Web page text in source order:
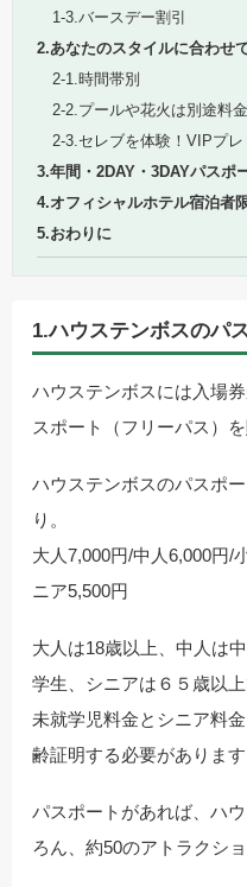
1-3.バースデー割引
2.あなたのスタイルに合わせ
2-1.時間帯別
2-2.プールや花火は別途料
2-3.セレブを体験！VIPプレ
3.年間・2DAY・3DAYパスポ
4.オフィシャルホテル宿泊者
5.おわりに
1.ハウステンボスのパ
ハウステンボスには入場
スポート（フリーパス）
ハウステンボスのパスポ
り。
大人7,000円/中人6,000円/
ニア5,500円
大人は18歳以上、中人は
学生、シニアは６５歳以上
未就学児料金とシニア料
齢証明する必要があります
パスポートがあれば、ハ
ろん、約50のアトラクシ